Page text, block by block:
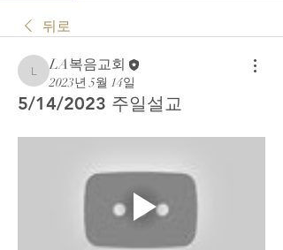
뒤로
LA복음교회
LA복음교회
2023년 5월 14일
5/14/2023 주일설교